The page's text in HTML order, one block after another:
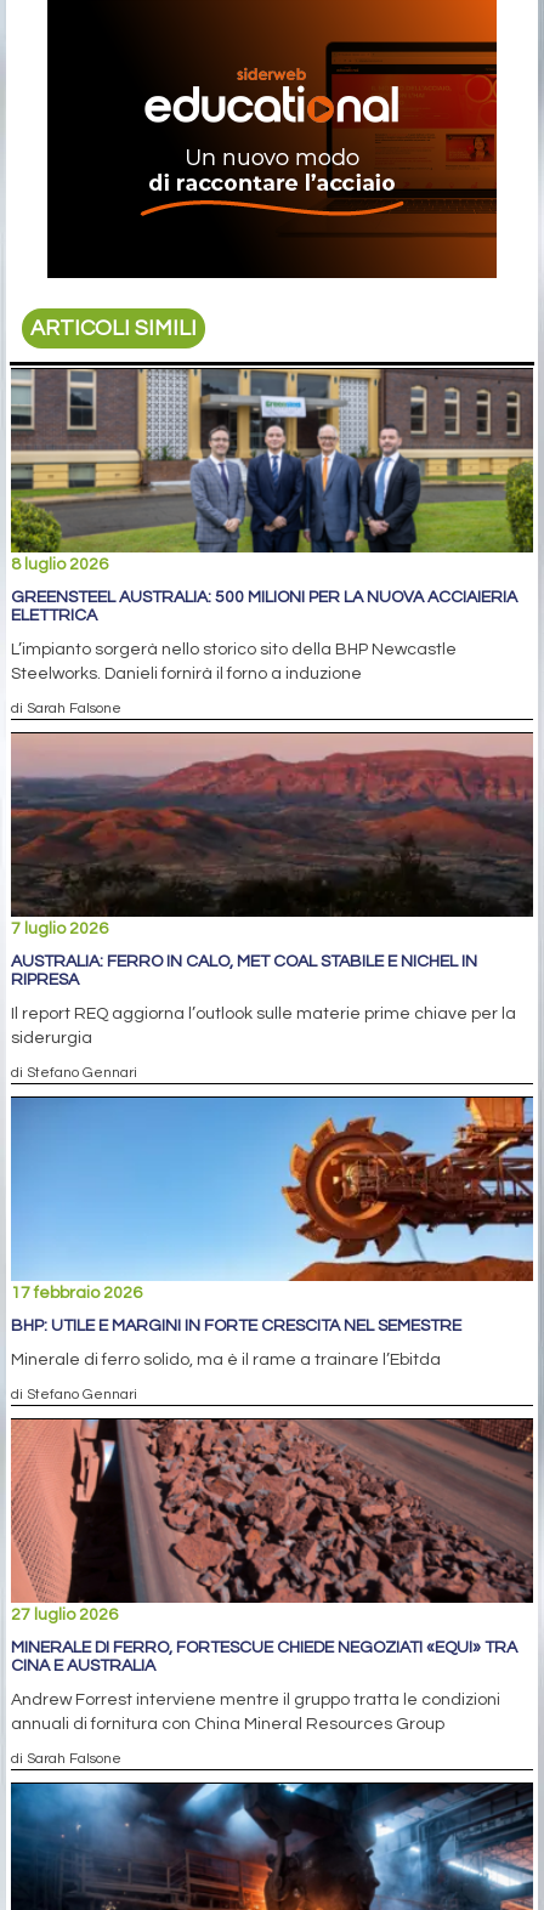
ARTICOLI SIMILI
8 luglio 2026
GREENSTEEL AUSTRALIA: 500 MILIONI PER LA NUOVA ACCIAIERIA
ELETTRICA
L’impianto sorgerà nello storico sito della BHP Newcastle
Steelworks. Danieli fornirà il forno a induzione
di Sarah Falsone
7 luglio 2026
AUSTRALIA: FERRO IN CALO, MET COAL STABILE E NICHEL IN
RIPRESA
Il report REQ aggiorna l’outlook sulle materie prime chiave per la
siderurgia
di Stefano Gennari
17 febbraio 2026
BHP: UTILE E MARGINI IN FORTE CRESCITA NEL SEMESTRE
Minerale di ferro solido, ma è il rame a trainare l’Ebitda
di Stefano Gennari
27 luglio 2026
MINERALE DI FERRO, FORTESCUE CHIEDE NEGOZIATI «EQUI» TRA
CINA E AUSTRALIA
Andrew Forrest interviene mentre il gruppo tratta le condizioni
annuali di fornitura con China Mineral Resources Group
di Sarah Falsone